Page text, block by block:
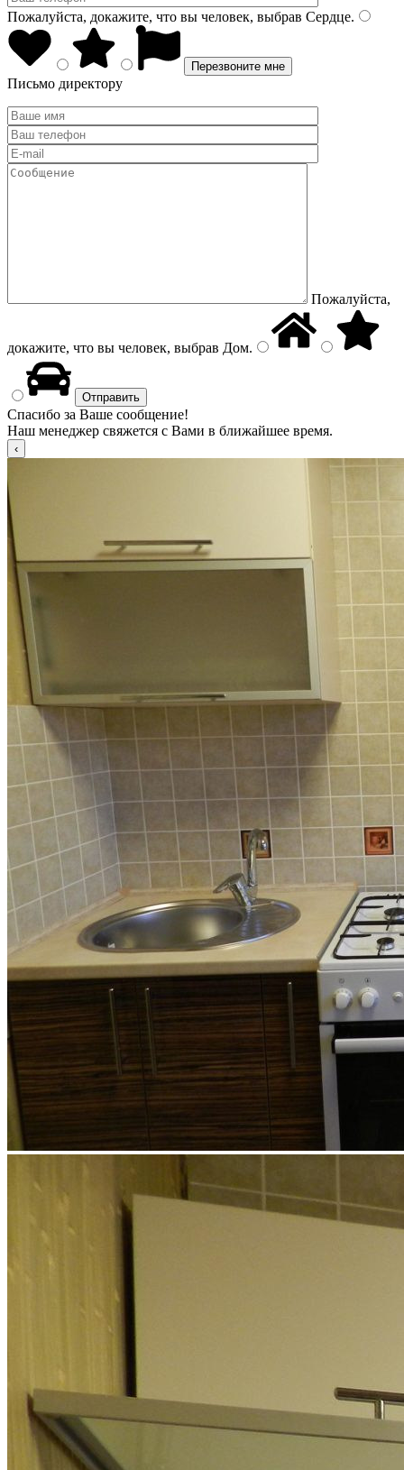
Пожалуйста, докажите, что вы человек, выбрав Сердце.
Письмо директору
Пожалуйста,
докажите, что вы человек, выбрав Дом.
Спасибо за Ваше сообщение!
Наш менеджер свяжется с Вами в ближайшее время.